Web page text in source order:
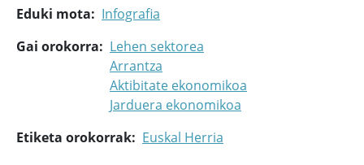
Eduki mota
Infografia
Gai orokorra
Lehen sektorea
Arrantza
Aktibitate ekonomikoa
Jarduera ekonomikoa
Etiketa orokorrak
Euskal Herria